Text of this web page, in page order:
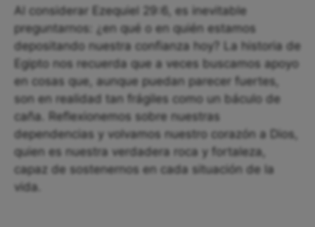
Al considerar Ezequiel 29:6, es inevitable
preguntarnos: ¿en qué o en quién estamos
depositando nuestra confianza hoy? La historia de
Egipto nos recuerda que a veces buscamos apoyo
en cosas que, aunque puedan parecer fuertes,
son en realidad tan frágiles como un báculo de
caña. Reflexionemos sobre nuestras
dependencias y volvamos nuestro corazón a Dios,
quien es nuestra verdadera roca y fortaleza,
capaz de sostenernos en cada situación de la
vida.